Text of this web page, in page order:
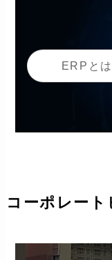
ERPとは
コーポレート